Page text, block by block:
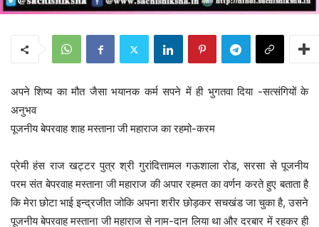
अपने शिष्य का मौत जैसा भयानक कर्म सपने में ही भुगतवा दिया -सत्संगियों के
अनुभव
पूजनीय बेपरवाह शाह मस्ताना जी महाराज का रहमो-करम
प्रेमी हंस राज खट्टर पुत्र श्री गुरांदित्तामल गऊशाला रोड, सरसा से पूजनीय
परम संत बेपरवाह मस्ताना जी महाराज की अपार रहमत का वर्णन करते हुए बताता है
कि मेरा छोटा भाई इन्द्रजीत जोकि अपना शरीर छोड़कर सचखंड जा चुका है, उसने
पूजनीय बेपरवाह मस्ताना जी महाराज से नाम-दान लिया था और दरबार में रहकर ही